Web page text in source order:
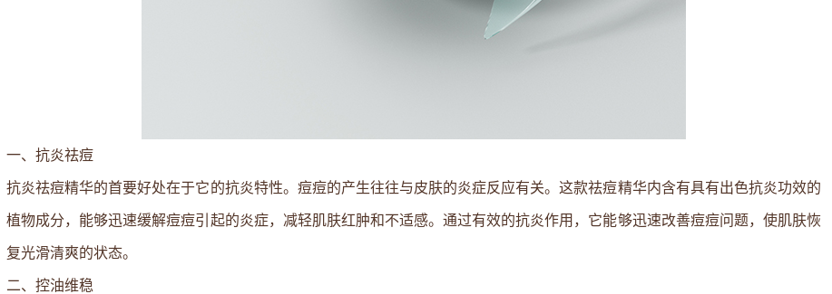
一、抗炎祛痘
抗炎祛痘精华的首要好处在于它的抗炎特性。痘痘的产生往往与皮肤的炎症反应有关。这款祛痘精华内含有具有出色抗炎功效的
植物成分，能够迅速缓解痘痘引起的炎症，减轻肌肤红肿和不适感。通过有效的抗炎作用，它能够迅速改善痘痘问题，使肌肤恢
复光滑清爽的状态。
二、控油维稳